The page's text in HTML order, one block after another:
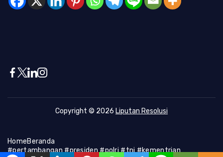
Copyright © 2026 Liputan Resolusi
HomeBeranda
#pertambangan #presiden #polri #tni #kementrian